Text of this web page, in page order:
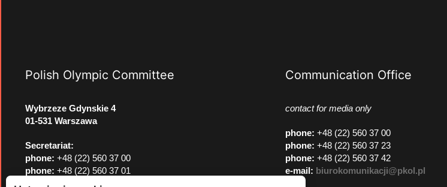
Polish Olympic Committee
Wybrzeze Gdynskie 4
01-531 Warszawa
Secretariat:
phone: +48 (22) 560 37 00
phone: +48 (22) 560 37 01
e-mail:
pkol@pkol.pl
Communication Office
contact for media only
phone: +48 (22) 560 37 00
phone: +48 (22) 560 37 23
phone: +48 (22) 560 37 42
e-mail: biurokomunikacji@pkol.pl